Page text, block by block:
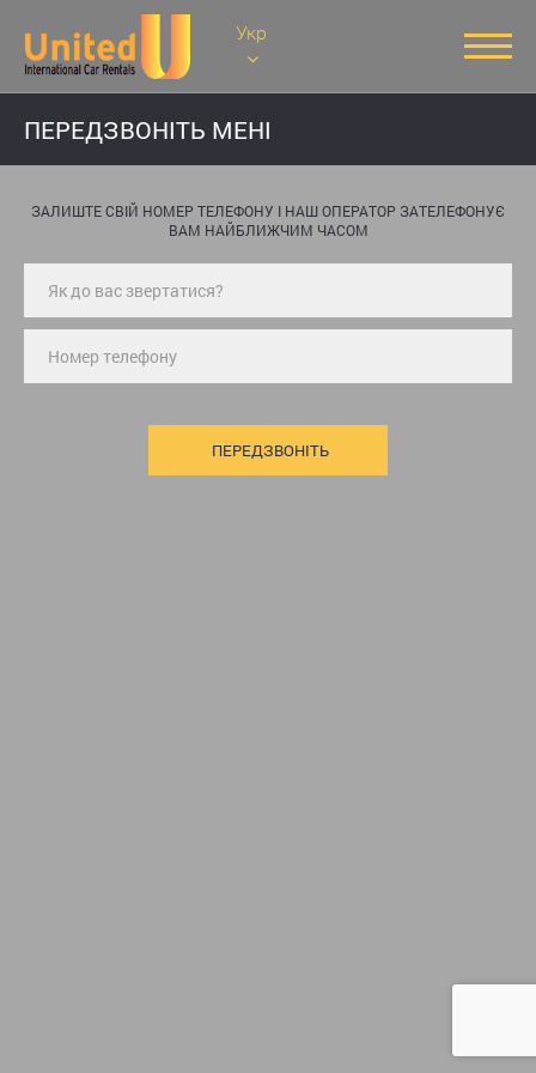
Укр
ПЕРЕДЗВОНІТЬ МЕНІ
ЗАЛИШТЕ СВІЙ НОМЕР ТЕЛЕФОНУ І НАШ ОПЕРАТОР ЗАТЕЛЕФОНУЄ
ВАМ НАЙБЛИЖЧИМ ЧАСОМ